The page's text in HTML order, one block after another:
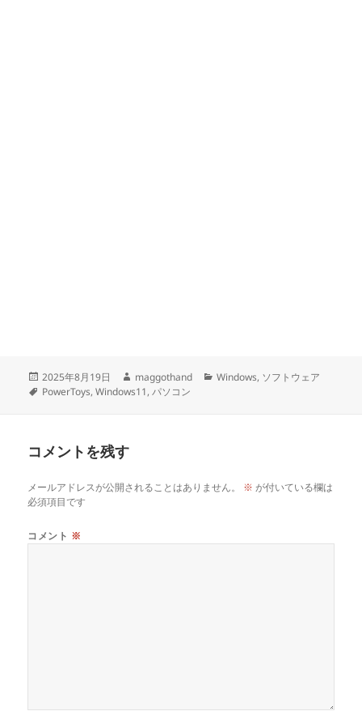
投
稿
2025年8月19日
作
成
maggothand
カ
Windows, ソフトウェア
タ
PowerToys,Windows11,パソコン
コメントを残す
メールアドレスが公開されることはありません。 ※ が付いている欄は
必須項目です
コメント ※